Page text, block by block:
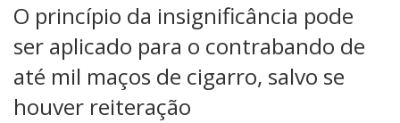
O princípio da insignificância pode
ser aplicado para o contrabando de
até mil maços de cigarro, salvo se
houver reiteração